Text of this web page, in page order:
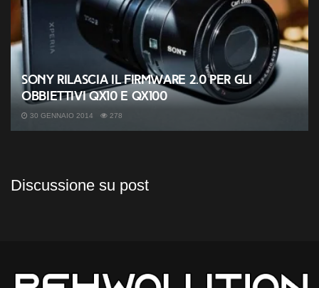
Sony rilascia il firmware 2.0 per gli
obbiettivi QX10 e QX100
30 GENNAIO 2014 278
Discussione su post